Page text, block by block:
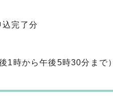
完了分
1時から午後5時30分まで）